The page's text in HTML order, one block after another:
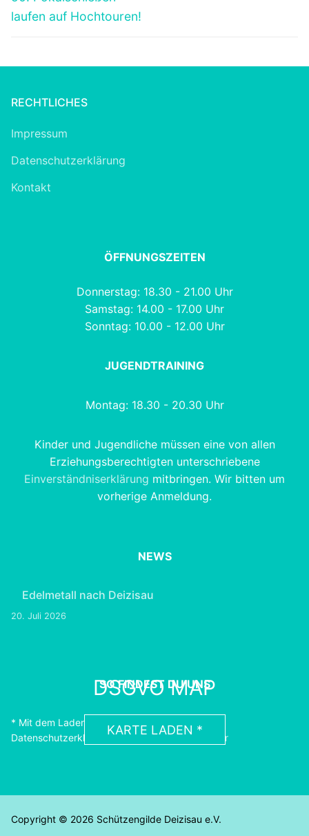
laufen auf Hochtouren!
RECHTLICHES
Impressum
Datenschutzerklärung
Kontakt
ÖFFNUNGSZEITEN
Donnerstag: 18.30 - 21.00 Uhr
Samstag: 14.00 - 17.00 Uhr
Sonntag: 10.00 - 12.00 Uhr
JUGENDTRAINING
Montag: 18.30 - 20.30 Uhr
Kinder und Jugendliche müssen eine von allen
Erziehungsberechtigten unterschriebene
Einverständniserklärung mitbringen. Wir bitten um
vorherige Anmeldung.
NEWS
Edelmetall nach Deizisau
20. Juli 2026
SO FINDEST DU UNS
DSGVO MAP
KARTE LADEN *
* Mit dem Laden der Karte akzeptierst du die
Datenschutzerklärung von Google.Erfahre Mehr
Copyright © 2026 Schützengilde Deizisau e.V.